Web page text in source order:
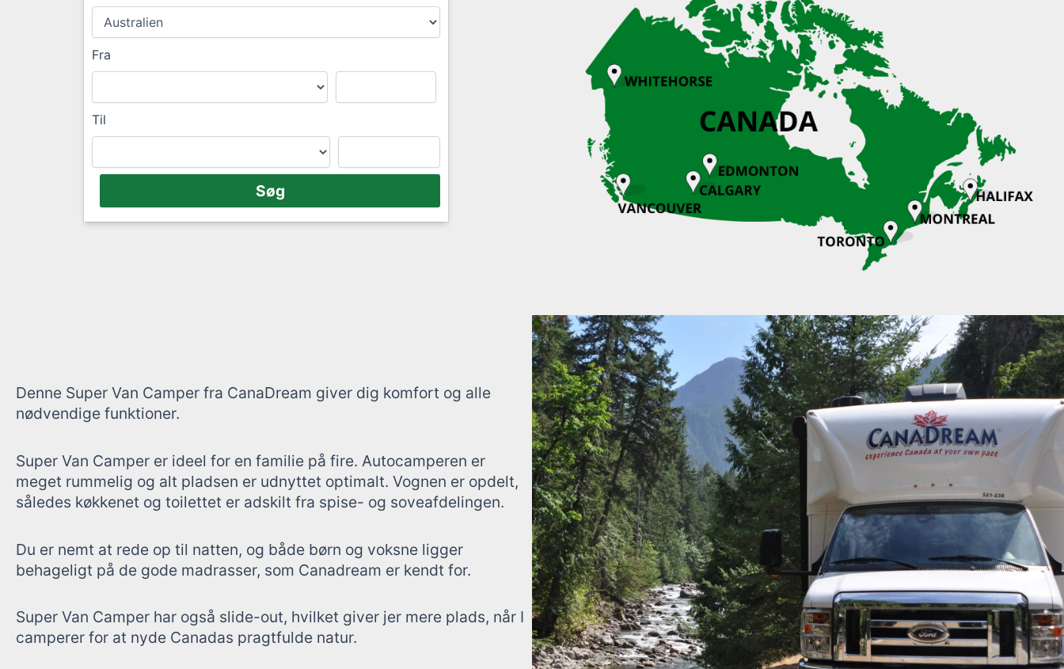
Fra
Til
Denne Super Van Camper fra CanaDream giver dig komfort og alle
nødvendige funktioner.
Super Van Camper er ideel for en familie på fire. Autocamperen er
meget rummelig og alt pladsen er udnyttet optimalt. Vognen er opdelt,
således køkkenet og toilettet er adskilt fra spise- og soveafdelingen.
Du er nemt at rede op til natten, og både børn og voksne ligger
behageligt på de gode madrasser, som Canadream er kendt for.
Super Van Camper har også slide-out, hvilket giver jer mere plads, når I
camperer for at nyde Canadas pragtfulde natur.